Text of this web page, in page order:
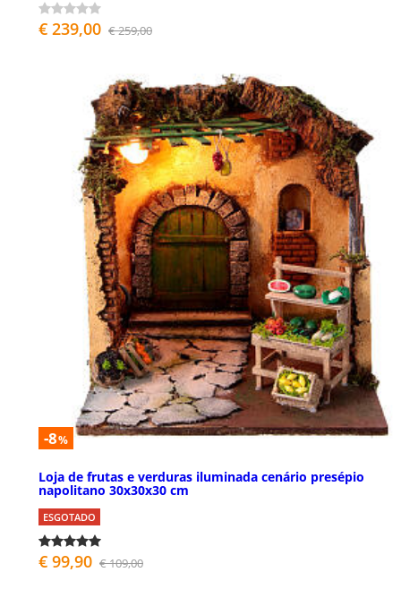
€ 239,00 € 259,00
-8%
Loja de frutas e verduras iluminada cenário presépio
napolitano 30x30x30 cm
ESGOTADO
€ 99,90 € 109,00